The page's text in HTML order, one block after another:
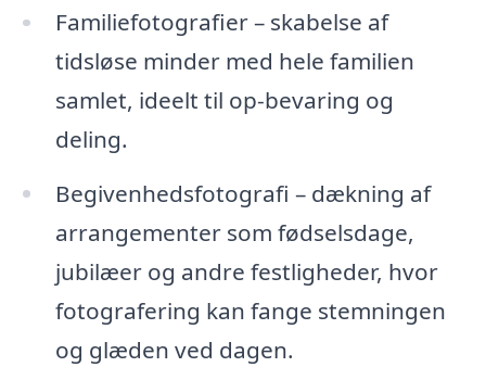
Familiefotografier – skabelse af
tidsløse minder med hele familien
samlet, ideelt til op-bevaring og
deling.
Begivenhedsfotografi – dækning af
arrangementer som fødselsdage,
jubilæer og andre festligheder, hvor
fotografering kan fange stemningen
og glæden ved dagen.